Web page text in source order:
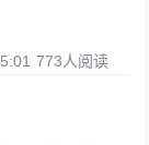
773人阅读